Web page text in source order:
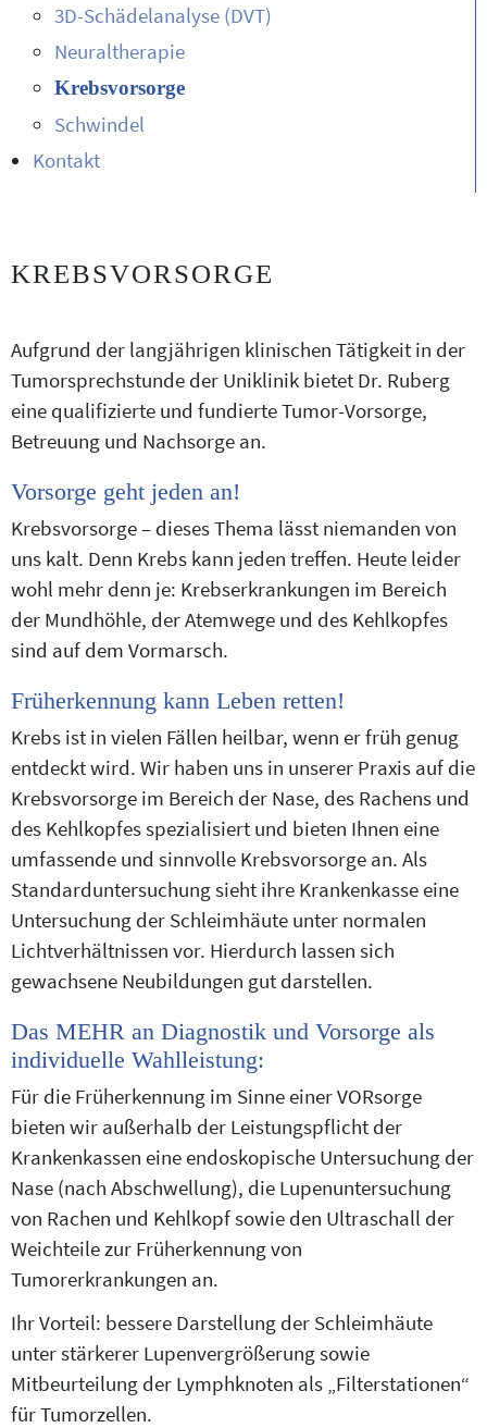
3D-Schädelanalyse (DVT)
Neuraltherapie
Krebsvorsorge
Schwindel
Kontakt
KREBSVORSORGE
Aufgrund der langjährigen klinischen Tätigkeit in der
Tumorsprechstunde der Uniklinik bietet Dr. Ruberg
eine qualifizierte und fundierte Tumor-Vorsorge,
Betreuung und Nachsorge an.
Vorsorge geht jeden an!
Krebsvorsorge – dieses Thema lässt niemanden von
uns kalt. Denn Krebs kann jeden treffen. Heute leider
wohl mehr denn je: Krebserkrankungen im Bereich
der Mundhöhle, der Atemwege und des Kehlkopfes
sind auf dem Vormarsch.
Früherkennung kann Leben retten!
Krebs ist in vielen Fällen heilbar, wenn er früh genug
entdeckt wird. Wir haben uns in unserer Praxis auf die
Krebsvorsorge im Bereich der Nase, des Rachens und
des Kehlkopfes spezialisiert und bieten Ihnen eine
umfassende und sinnvolle Krebsvorsorge an. Als
Standarduntersuchung sieht ihre Krankenkasse eine
Untersuchung der Schleimhäute unter normalen
Lichtverhältnissen vor. Hierdurch lassen sich
gewachsene Neubildungen gut darstellen.
Das MEHR an Diagnostik und Vorsorge als
individuelle Wahlleistung:
Für die Früherkennung im Sinne einer VORsorge
bieten wir außerhalb der Leistungspflicht der
Krankenkassen eine endoskopische Untersuchung der
Nase (nach Abschwellung), die Lupenuntersuchung
von Rachen und Kehlkopf sowie den Ultraschall der
Weichteile zur Früherkennung von
Tumorerkrankungen an.
Ihr Vorteil: bessere Darstellung der Schleimhäute
unter stärkerer Lupenvergrößerung sowie
Mitbeurteilung der Lymphknoten als „Filterstationen“
für Tumorzellen.